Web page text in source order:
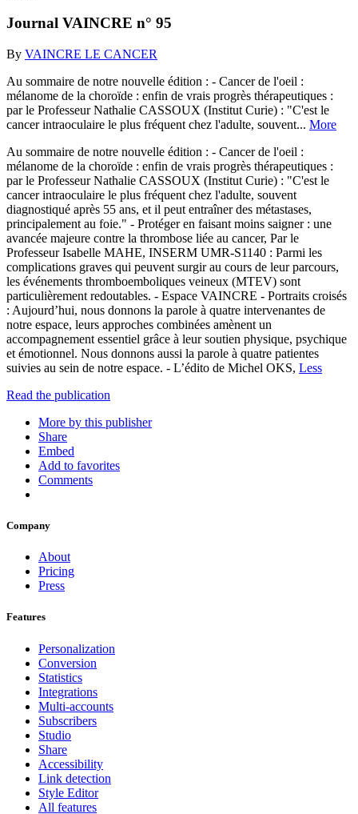
Journal VAINCRE n° 95
By VAINCRE LE CANCER
Au sommaire de notre nouvelle édition : - Cancer de l'oeil :
mélanome de la choroïde : enfin de vrais progrès thérapeutiques :
par le Professeur Nathalie CASSOUX (Institut Curie) : "C'est le
cancer intraoculaire le plus fréquent chez l'adulte, souvent... More
Au sommaire de notre nouvelle édition : - Cancer de l'oeil :
mélanome de la choroïde : enfin de vrais progrès thérapeutiques :
par le Professeur Nathalie CASSOUX (Institut Curie) : "C'est le
cancer intraoculaire le plus fréquent chez l'adulte, souvent
diagnostiqué après 55 ans, et il peut entraîner des métastases,
principalement au foie." - Protéger en faisant moins saigner : une
avancée majeure contre la thrombose liée au cancer, Par le
Professeur Isabelle MAHE, INSERM UMR-S1140 : Parmi les
complications graves qui peuvent surgir au cours de leur parcours,
les événements thromboemboliques veineux (MTEV) sont
particulièrement redoutables. - Espace VAINCRE - Portraits croisés
: Aujourd’hui, nous donnons la parole à quatre intervenantes de
notre espace, leurs approches combinées amènent un
accompagnement essentiel grâce à leur soutien physique, psychique
et émotionnel. Nous donnons aussi la parole à quatre patientes
suivies au sein de notre espace. - L’édito de Michel OKS, Less
Read the publication
More by this publisher
Share
Embed
Add to favorites
Comments
Company
About
Pricing
Press
Features
Personalization
Conversion
Statistics
Integrations
Multi-accounts
Subscribers
Studio
Share
Accessibility
Link detection
Style Editor
All features